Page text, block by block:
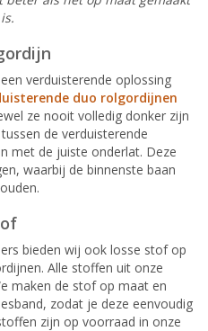
is.
verduisterende oplossing
duo rolgordijnen
ze nooit volledig donker zijn
de verduisterende
met de juiste onderlat. Deze
waarbij de binnenste baan
bieden wij ook losse stof op
Alle stoffen uit onze
maken de stof op maat en
zodat je deze eenvoudig
zijn op voorraad in onze